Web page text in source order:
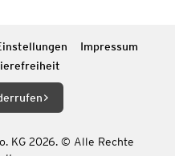
Impressum
KG 2026. © Alle Rechte